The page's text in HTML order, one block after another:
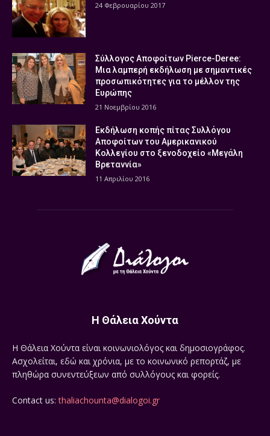
24 Φεβρουαρίου 2017
Σύλλογος Αποφοίτων Pierce-Deree:
Μια λαμπερή εκδήλωση με σημαντικές
προσωπικότητες για το μέλλον της
Ευρώπης
21 Νοεμβρίου 2016
Εκδήλωση κοπής πίτας Συλλόγου
Αποφοίτων του Αμερικανικού
Κολλεγίου στο ξενοδοχείο «Μεγάλη
Βρεταννία»
11 Απριλίου 2016
Η Θάλεια Χούντα
Η Θάλεια Χούντα είναι κοινωνιολόγος και δημοσιογράφος.
Ασχολείται, εδώ και χρόνια, με το κοινωνικό ρεπορτάζ, με
πληθώρα συνεντεύξεων από συλλόγους και φορείς.
Contact us:thaliachounta@dialogoi.gr